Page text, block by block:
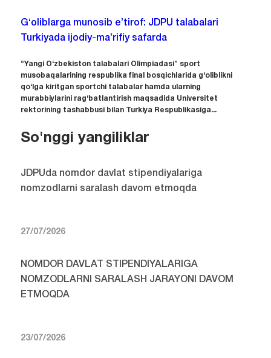
G‘oliblarga munosib e’tirof: JDPU talabalari
Turkiyada ijodiy-ma’rifiy safarda
“Yangi O‘zbekiston talabalari Olimpiadasi” sport
musobaqalarining respublika final bosqichlarida g‘oliblikni
qo‘lga kiritgan sportchi talabalar hamda ularning
murabbiylarini rag‘batlantirish maqsadida Universitet
rektorining tashabbusi bilan Turkiya Respublikasiga...
So'nggi yangiliklar
JDPUda nomdor davlat stipendiyalariga
nomzodlarni saralash davom etmoqda
27/07/2026
NOMDOR DAVLAT STIPENDIYALARIGA
NOMZODLARNI SARALASH JARAYONI DAVOM
ETMOQDA
23/07/2026